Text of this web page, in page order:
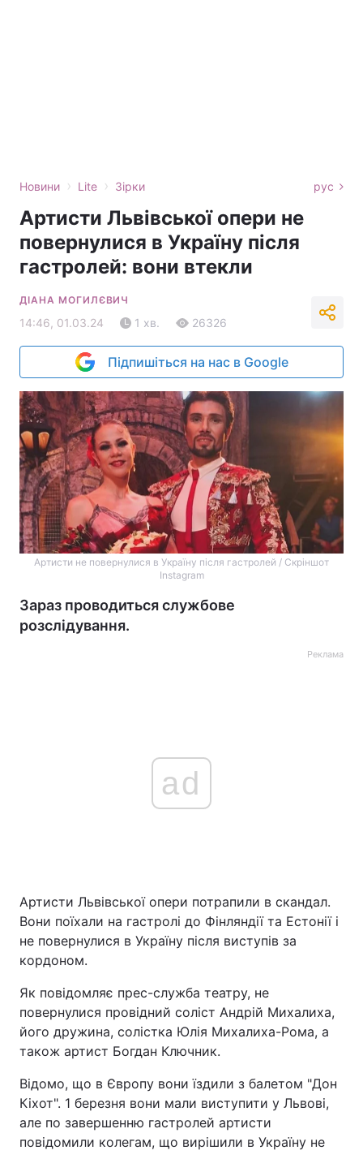
Новини › Lite › Зірки рус
Артисти Львівської опери не
повернулися в Україну після
гастролей: вони втекли
ДІАНА МОГИЛЄВИЧ
14:46, 01.03.24 1 хв. 26326
Підпишіться на нас в Google
Артисти не повернулися в Україну після гастролей / Скріншот
Instagram
Зараз проводиться службове
розслідування.
Реклама
ad
Артисти Львівської опери потрапили в скандал.
Вони поїхали на гастролі до Фінляндії та Естонії і
не повернулися в Україну після виступів за
кордоном.
Як повідомляє прес-служба театру, не
повернулися провідний соліст Андрій Михалиха,
його дружина, солістка Юлія Михалиха-Рома, а
також артист Богдан Ключник.
Відомо, що в Європу вони їздили з балетом "Дон
Кіхот". 1 березня вони мали виступити у Львові,
але по завершенню гастролей артисти
повідомили колегам, що вирішили в Україну не